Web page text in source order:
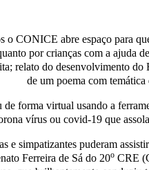
o CONICE abre espaço para
por crianças com a ajuda
relato do desenvolvimento
de um poema com temática
de forma virtual usando a
vírus ou covid-19 que
e simpatizantes puderam
Ferreira de Sá do 20o CRE